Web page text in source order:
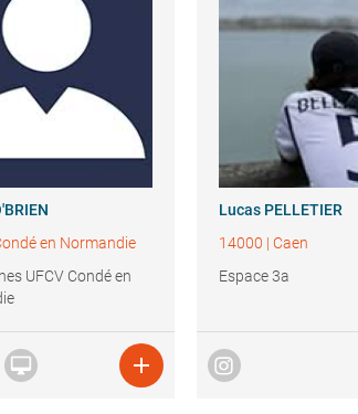
en Normandie
UFCV Condé en
 
Lucas PELLETIER
14000 | Caen
Espace 3a